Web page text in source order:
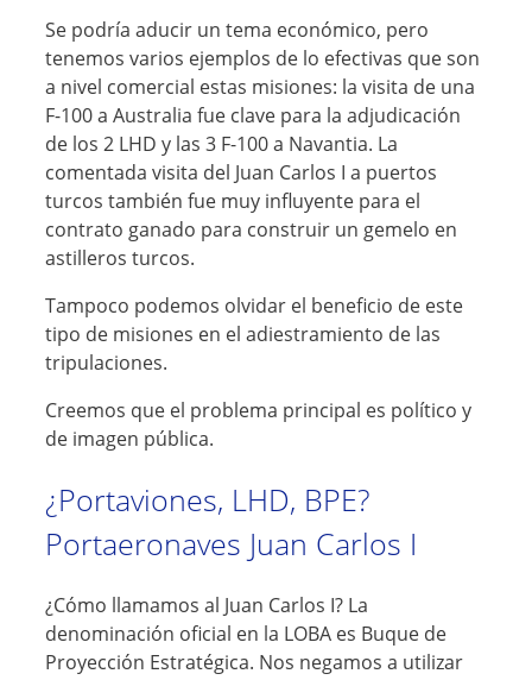
Se podría aducir un tema económico, pero
tenemos varios ejemplos de lo efectivas que son
a nivel comercial estas misiones: la visita de una
F-100 a Australia fue clave para la adjudicación
de los 2 LHD y las 3 F-100 a Navantia. La
comentada visita del Juan Carlos I a puertos
turcos también fue muy influyente para el
contrato ganado para construir un gemelo en
astilleros turcos.
Tampoco podemos olvidar el beneficio de este
tipo de misiones en el adiestramiento de las
tripulaciones.
Creemos que el problema principal es político y
de imagen pública.
¿Portaviones, LHD, BPE?
Portaeronaves Juan Carlos I
¿Cómo llamamos al Juan Carlos I? La
denominación oficial en la LOBA es Buque de
Proyección Estratégica. Nos negamos a utilizar